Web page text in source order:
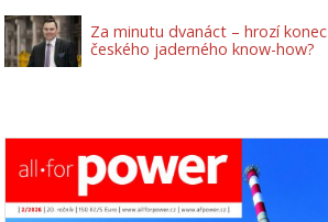
Za minutu dvanáct – hrozí konec
českého jaderného know-how?